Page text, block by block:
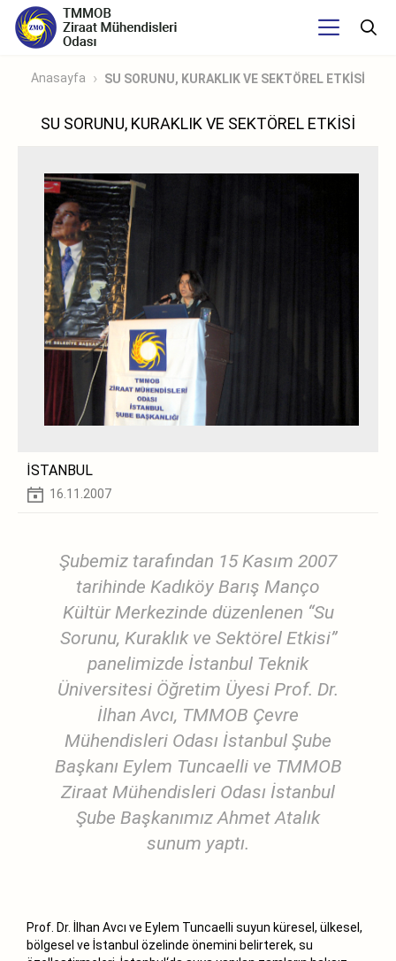
Anasayfa SU SORUNU, KURAKLIK VE SEKTÖREL ETKİSİ
SU SORUNU, KURAKLIK VE SEKTÖREL ETKİSİ
İSTANBUL
16.11.2007
Şubemiz tarafından 15 Kasım 2007
tarihinde Kadıköy Barış Manço
Kültür Merkezinde düzenlenen “Su
Sorunu, Kuraklık ve Sektörel Etkisi”
panelimizde İstanbul Teknik
Üniversitesi Öğretim Üyesi Prof. Dr.
İlhan Avcı, TMMOB Çevre
Mühendisleri Odası İstanbul Şube
Başkanı Eylem Tuncaelli ve TMMOB
Ziraat Mühendisleri Odası İstanbul
Şube Başkanımız Ahmet Atalık
sunum yaptı.
Prof. Dr. İlhan Avcı ve Eylem Tuncaelli suyun küresel, ülkesel,
bölgesel ve İstanbul özelinde önemini belirterek, su